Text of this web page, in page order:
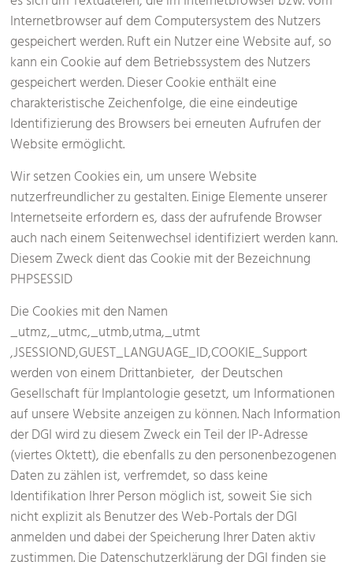
Internetbrowser auf dem Computersystem des Nutzers
gespeichert werden. Ruft ein Nutzer eine Website auf, so
kann ein Cookie auf dem Betriebssystem des Nutzers
gespeichert werden. Dieser Cookie enthält eine
charakteristische Zeichenfolge, die eine eindeutige
Identifizierung des Browsers bei erneuten Aufrufen der
Website ermöglicht.
Wir setzen Cookies ein, um unsere Website
nutzerfreundlicher zu gestalten. Einige Elemente unserer
Internetseite erfordern es, dass der aufrufende Browser
auch nach einem Seitenwechsel identifiziert werden kann.
Diesem Zweck dient das Cookie mit der Bezeichnung
PHPSESSID
Die Cookies mit den Namen
_utmz,_utmc,_utmb,utma,_utmt
,JSESSIOND,GUEST_LANGUAGE_ID,COOKIE_Support
werden von einem Drittanbieter, der Deutschen
Gesellschaft für Implantologie gesetzt, um Informationen
auf unsere Website anzeigen zu können. Nach Information
der DGI wird zu diesem Zweck ein Teil der IP-Adresse
(viertes Oktett), die ebenfalls zu den personenbezogenen
Daten zu zählen ist, verfremdet, so dass keine
Identifikation Ihrer Person möglich ist, soweit Sie sich
nicht explizit als Benutzer des Web-Portals der DGI
anmelden und dabei der Speicherung Ihrer Daten aktiv
zustimmen. Die Datenschutzerklärung der DGI finden sie